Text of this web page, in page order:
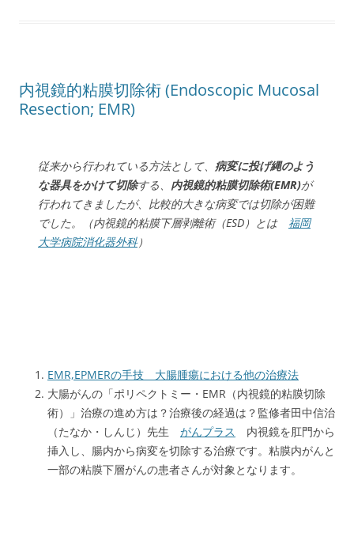
内視鏡的粘膜切除術 (Endoscopic Mucosal
Resection; EMR)
従来から行われている方法として、 病変に投げ縄のよう
な器具をかけて切除する、 内視鏡的粘膜切除術(EMR)が
行われてきましたが、比較的大きな病変では切除が困難
でした。（内視鏡的粘膜下層剥離術（ESD）とは 福岡
大学病院消化器外科）
EMR,EPMERの手技 大腸腫瘍における他の治療法
大腸がんの「ポリペクトミー・EMR（内視鏡的粘膜切除
術）」治療の進め方は？治療後の経過は？監修者田中信治
（たなか・しんじ）先生 がんプラス
内視鏡を肛門から
挿入し、腸内から病変を切除する治療です。粘膜内がんと
一部の粘膜下層がんの患者さんが対象となります。